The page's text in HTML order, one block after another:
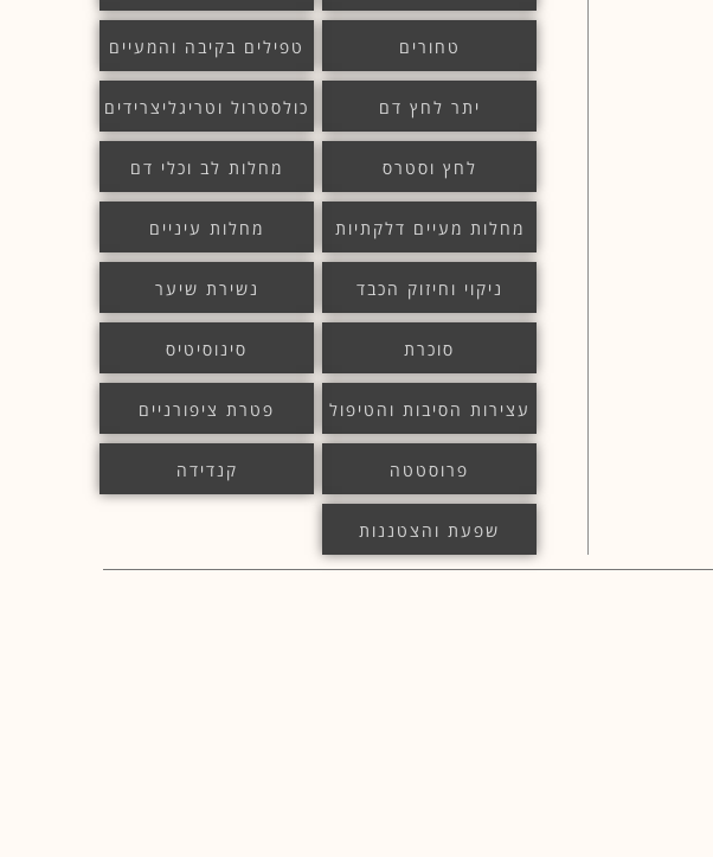
טחורים טפילים בקיבה והמעיים
יתר לחץ דם כולסטרול וטריגליצרידים
לחץ וסטרס מחלות לב וכלי דם
מחלות מעיים דלקתיות מחלות עיניים
ניקוי וחיזוק הכבד נשירת שיער
סוכרת סינוסיטיס
עצירות הסיבות והטיפול פטרת ציפורניים
פרוסטטה קנדידה
שפעת והצטננות